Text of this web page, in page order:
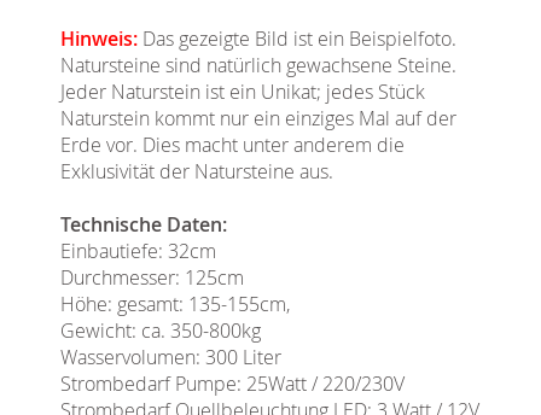
Hinweis: Das gezeigte Bild ist ein Beispielfoto.
Natursteine sind natürlich gewachsene Steine.
Jeder Naturstein ist ein Unikat; jedes Stück
Naturstein kommt nur ein einziges Mal auf der
Erde vor. Dies macht unter anderem die
Exklusivität der Natursteine aus.
Technische Daten:
Einbautiefe: 32cm
Durchmesser: 125cm
Höhe: gesamt: 135-155cm,
Gewicht: ca. 350-800kg
Wasservolumen: 300 Liter
Strombedarf Pumpe: 25Watt / 220/230V